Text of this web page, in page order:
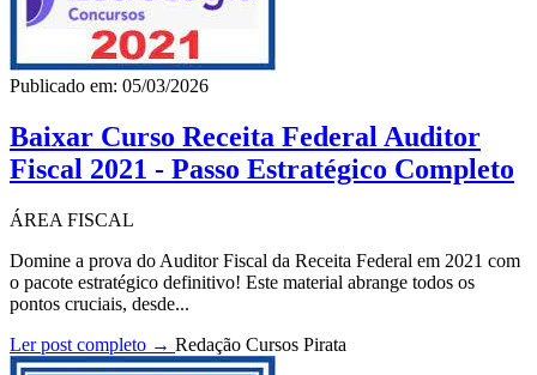
Publicado em: 05/03/2026
Baixar Curso Receita Federal Auditor
Fiscal 2021 - Passo Estratégico Completo
ÁREA FISCAL
Domine a prova do Auditor Fiscal da Receita Federal em 2021 com
o pacote estratégico definitivo! Este material abrange todos os
pontos cruciais, desde...
Ler post completo → Redação Cursos Pirata